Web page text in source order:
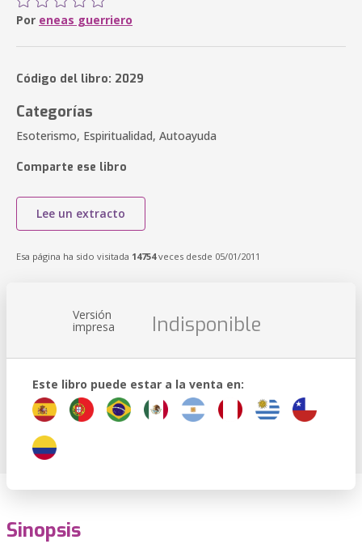
Por eneas guerriero
Código del libro: 2029
Categorías
Esoterismo, Espiritualidad, Autoayuda
Comparte ese libro
Lee un extracto
Esa página ha sido visitada 14754veces desde 05/01/2011
Versión
impresa Indisponible
Este libro puede estar a la venta en:
Sinopsis